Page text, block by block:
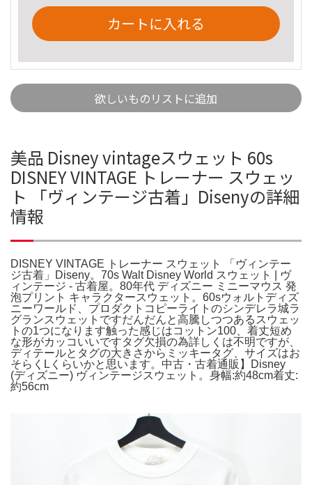
カートに入れる
欲しいものリストに追加
美品 Disney vintageスウェット 60s
DISNEY VINTAGE トレーナー スウェッ
ト 「ヴィンテージ古着」Disenyの詳細
情報
DISNEY VINTAGE トレーナー スウェット 「ヴィンテー
ジ古着」Diseny。70s Walt Disney World スウェット | ヴ
ィンテージ - 古着屋。80年代 ディズニー ミニーマウス 発
泡プリント キャラクタースウェット。60sウォルトディズ
ニーワールド、プロダクトコピーライトのシンデレラ城ラ
グランスウェットですだんだんと高騰しつつあるスウェッ
トの1つになります触った感じはコットン100、着丈短め
な形がカッコいいですタグ欠損の為詳しくは不明ですが、
ディテールとタグの大きさからミッキータグ、サイズはお
そらくLくらいかと思います。中古・古着通販】Disney
(ディズニー) ヴィンテージスウェット。身幅:約48cm着丈:
約56cm